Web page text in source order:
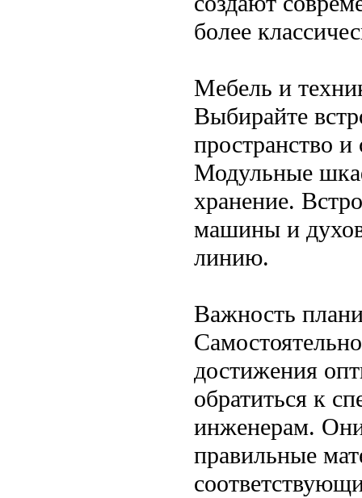
более
Мебель и
Выбирайте
пространство
Модульные
хранение.
машины и
линию.
Важность
достижения
обратиться к
инженерам.
правильные